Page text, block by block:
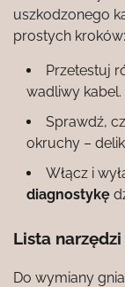
uszkodzonego
prostych kroków:
Przetestuj
wadliwy kabel.
Sprawdź,
okruchy –
Włącz i
diagnostykę
Lista
Do wymiany